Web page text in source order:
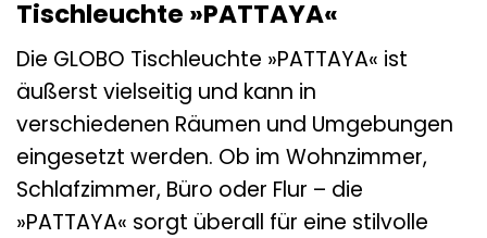
Tischleuchte »PATTAYA«
Die GLOBO Tischleuchte »PATTAYA« ist
äußerst vielseitig und kann in
verschiedenen Räumen und Umgebungen
eingesetzt werden. Ob im Wohnzimmer,
Schlafzimmer, Büro oder Flur – die
»PATTAYA« sorgt überall für eine stilvolle